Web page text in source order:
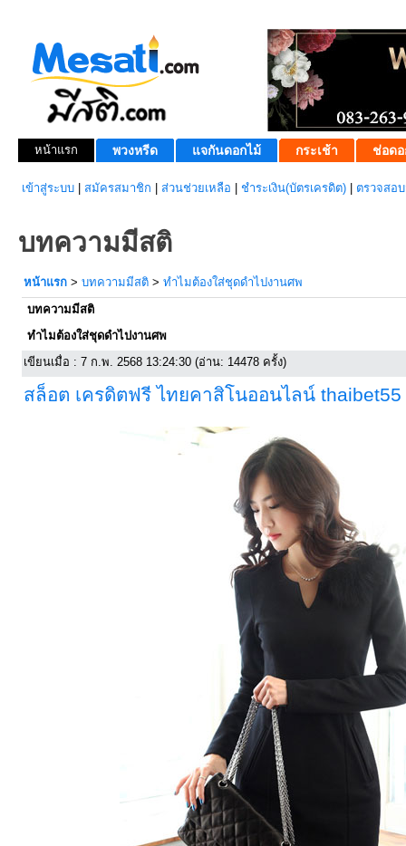
หน้าแรก พวงหรีด แจกันดอกไม้ กระเช้า ช่อดอ
เข้าสู่ระบบ สมัครสมาชิก ส่วนช่วยเหลือ ชำระเงิน(บัตรเครดิต) ตรวจสอ
บทความมีสติ
หน้าแรก > บทความมีสติ > ทำไมต้องใส่ชุดดำไปงานศพ
บทความมีสติ
ทำไมต้องใส่ชุดดำไปงานศพ
เขียนเมื่อ : 7 ก.พ. 2568 13:24:30 (อ่าน: 14478 ครั้ง)
สล็อต เครดิตฟรี ไทยคาสิโนออนไลน์ thaibet55